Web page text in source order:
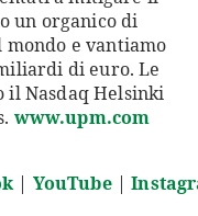
un organico di
e vantiamo
di euro. Le
il Nasdaq Helsinki
www.upm.com
| YouTube|